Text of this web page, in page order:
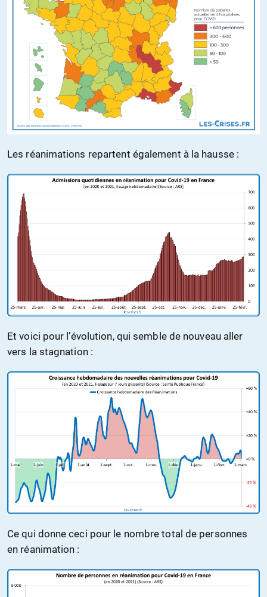
Les réanimations repartent également à la hausse :
Et voici pour l’évolution, qui semble de nouveau aller
vers la stagnation :
Ce qui donne ceci pour le nombre total de personnes
en réanimation :